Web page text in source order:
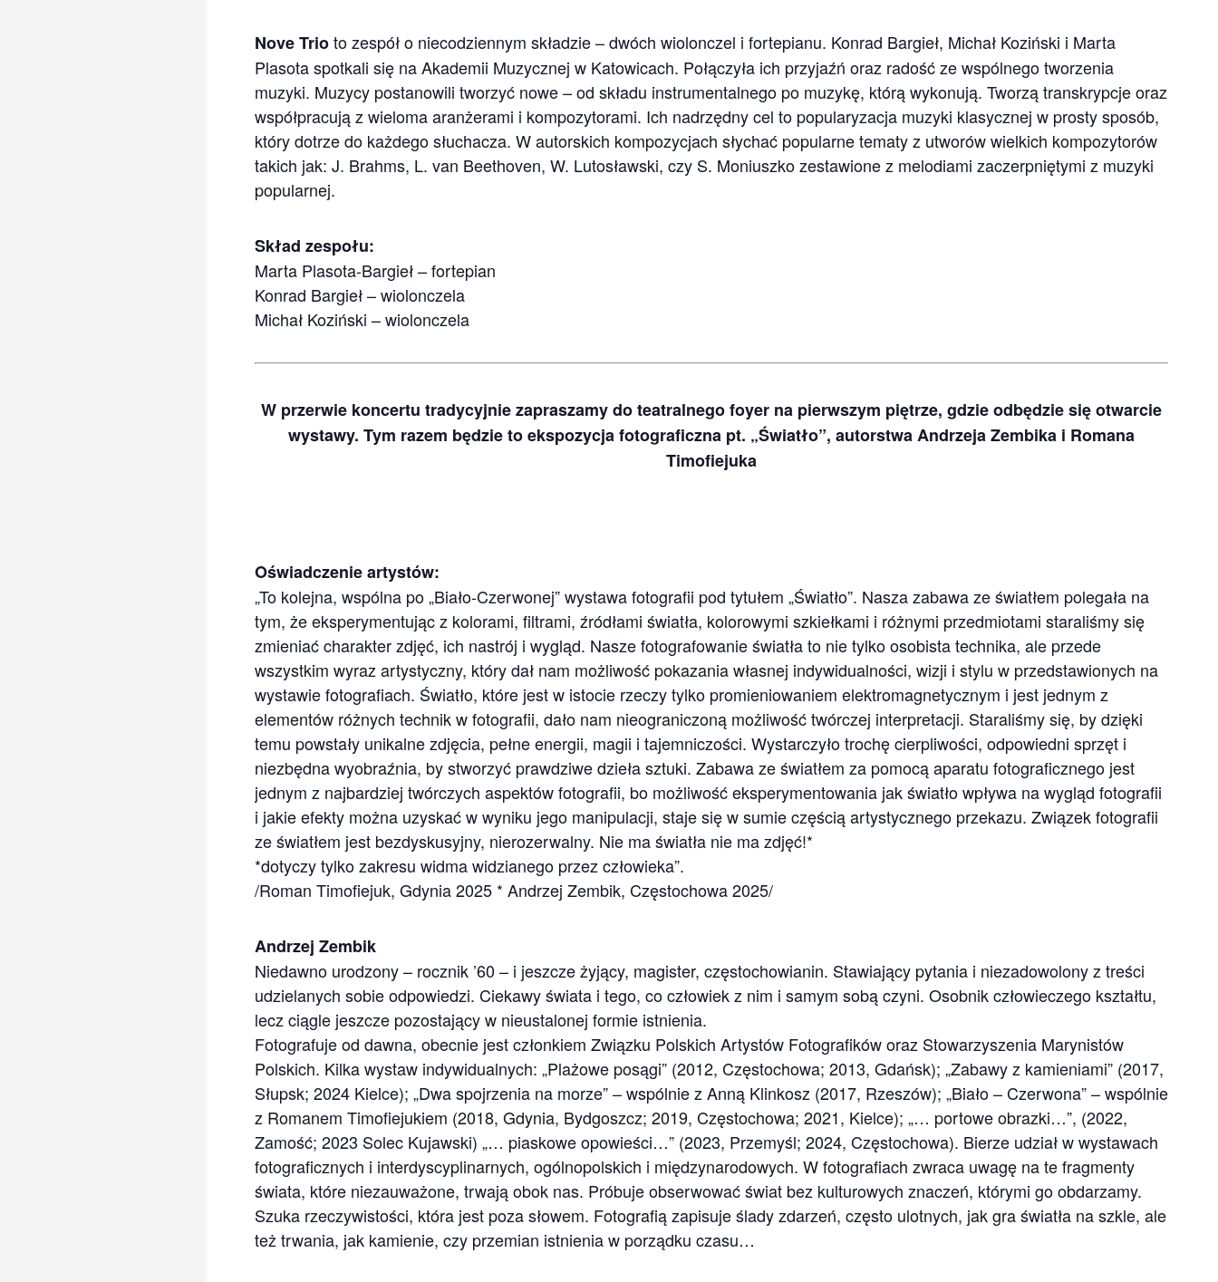
Nove Trioto zespół o niecodziennym składzie – dwóch wiolonczel i fortepianu. Konrad Bargieł, Michał Koziński i Marta
Plasota spotkali się na Akademii Muzycznej w Katowicach. Połączyła ich przyjaźń oraz radość ze wspólnego tworzenia
muzyki. Muzycy postanowili tworzyć nowe – od składu instrumentalnego po muzykę, którą wykonują. Tworzą transkrypcje oraz
współpracują z wieloma aranżerami i kompozytorami. Ich nadrzędny cel to popularyzacja muzyki klasycznej w prosty sposób,
który dotrze do każdego słuchacza. W autorskich kompozycjach słychać popularne tematy z utworów wielkich kompozytorów
takich jak: J. Brahms, L. van Beethoven, W. Lutosławski, czy S. Moniuszko zestawione z melodiami zaczerpniętymi z muzyki
popularnej.
Skład zespołu:
Marta Plasota-Bargieł – fortepian
Konrad Bargieł – wiolonczela
Michał Koziński – wiolonczela
W przerwie koncertu tradycyjnie zapraszamy do teatralnego foyer na pierwszym piętrze, gdzie odbędzie się otwarcie
wystawy. Tym razem będzie to ekspozycja fotograficzna pt. „Światło”, autorstwa Andrzeja Zembika i Romana
Timofiejuka
Oświadczenie artystów:
„To kolejna, wspólna po „Biało-Czerwonej” wystawa fotografii pod tytułem „Światło”. Nasza zabawa ze światłem polegała na
tym, że eksperymentując z kolorami, filtrami, źródłami światła, kolorowymi szkiełkami i różnymi przedmiotami staraliśmy się
zmieniać charakter zdjęć, ich nastrój i wygląd. Nasze fotografowanie światła to nie tylko osobista technika, ale przede
wszystkim wyraz artystyczny, który dał nam możliwość pokazania własnej indywidualności, wizji i stylu w przedstawionych na
wystawie fotografiach. Światło, które jest w istocie rzeczy tylko promieniowaniem elektromagnetycznym i jest jednym z
elementów różnych technik w fotografii, dało nam nieograniczoną możliwość twórczej interpretacji. Staraliśmy się, by dzięki
temu powstały unikalne zdjęcia, pełne energii, magii i tajemniczości. Wystarczyło trochę cierpliwości, odpowiedni sprzęt i
niezbędna wyobraźnia, by stworzyć prawdziwe dzieła sztuki. Zabawa ze światłem za pomocą aparatu fotograficznego jest
jednym z najbardziej twórczych aspektów fotografii, bo możliwość eksperymentowania jak światło wpływa na wygląd fotografii
i jakie efekty można uzyskać w wyniku jego manipulacji, staje się w sumie częścią artystycznego przekazu. Związek fotografii
ze światłem jest bezdyskusyjny, nierozerwalny. Nie ma światła nie ma zdjęć!*
*dotyczy tylko zakresu widma widzianego przez człowieka”.
/Roman Timofiejuk, Gdynia 2025 * Andrzej Zembik, Częstochowa 2025/
Andrzej Zembik
Niedawno urodzony – rocznik ’60 – i jeszcze żyjący, magister, częstochowianin. Stawiający pytania i niezadowolony z treści
udzielanych sobie odpowiedzi. Ciekawy świata i tego, co człowiek z nim i samym sobą czyni. Osobnik człowieczego kształtu,
lecz ciągle jeszcze pozostający w nieustalonej formie istnienia.
Fotografuje od dawna, obecnie jest członkiem Związku Polskich Artystów Fotografików oraz Stowarzyszenia Marynistów
Polskich. Kilka wystaw indywidualnych: „Plażowe posągi” (2012, Częstochowa; 2013, Gdańsk); „Zabawy z kamieniami” (2017,
Słupsk; 2024 Kielce); „Dwa spojrzenia na morze” – wspólnie z Anną Klinkosz (2017, Rzeszów); „Biało – Czerwona” – wspólnie
z Romanem Timofiejukiem (2018, Gdynia, Bydgoszcz; 2019, Częstochowa; 2021, Kielce); „… portowe obrazki…”, (2022,
Zamość; 2023 Solec Kujawski) „… piaskowe opowieści…” (2023, Przemyśl; 2024, Częstochowa). Bierze udział w wystawach
fotograficznych i interdyscyplinarnych, ogólnopolskich i międzynarodowych. W fotografiach zwraca uwagę na te fragmenty
świata, które niezauważone, trwają obok nas. Próbuje obserwować świat bez kulturowych znaczeń, którymi go obdarzamy.
Szuka rzeczywistości, która jest poza słowem. Fotografią zapisuje ślady zdarzeń, często ulotnych, jak gra światła na szkle, ale
też trwania, jak kamienie, czy przemian istnienia w porządku czasu…